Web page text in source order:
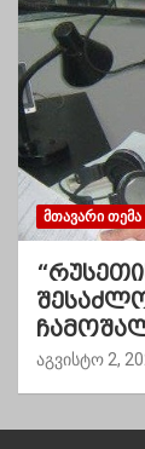
ᲛᲗᲐᲕᲐᲠᲘ ᲗᲔᲛᲐ
აგვისტო 2,